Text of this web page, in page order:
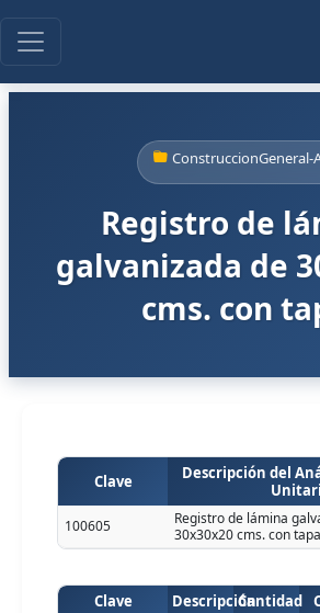
ConstruccionGeneral-
Registro de
galvanizada de
cms. con
Clave
Descripción del
100605
Registro de lámina
30x30x20 cms. con tapa
Clave DescripciónCantidad